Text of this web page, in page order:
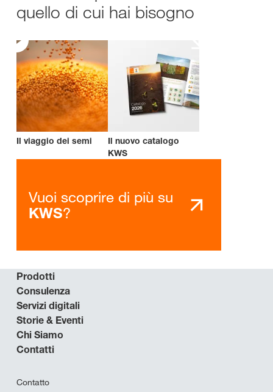
quello di cui hai bisogno
Il viaggio dei semi
Il nuovo catalogo
KWS
Vuoi scoprire di più su
KWS?
Prodotti
Consulenza
Servizi digitali
Storie & Eventi
Chi Siamo
Contatti
Contatto